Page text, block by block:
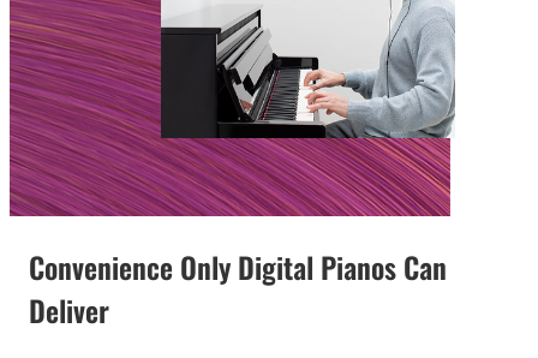
Convenience Only Digital Pianos Can
Deliver